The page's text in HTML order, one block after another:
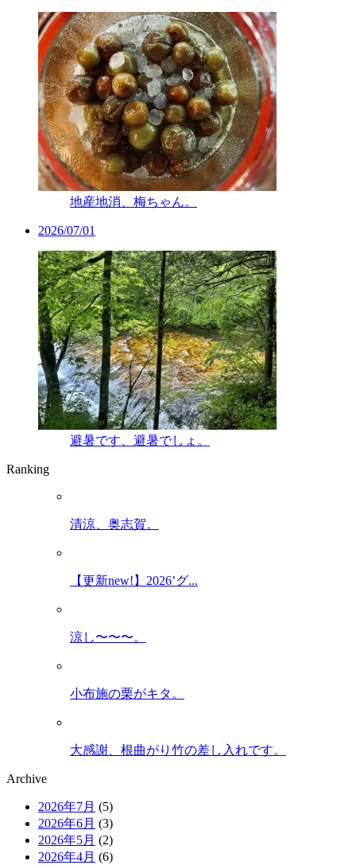
地産地消、梅ちゃん。
2026/07/01
避暑です、避暑でしょ。
Ranking
清涼、奥志賀。
【更新new!】2026’グ...
涼し〜〜〜。
小布施の栗がキタ。
大感謝、根曲がり竹の差し入れです。
Archive
2026年7月 (5)
2026年6月 (3)
2026年5月 (2)
2026年4月 (6)